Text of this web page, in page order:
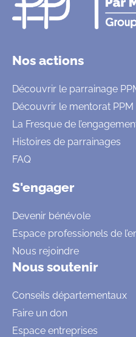
Nos actions
Découvrir le parrainage
Découvrir le mentorat PPM
La Fresque de
Histoires de parrainages
FAQ
S'engager
Devenir bénévole
Espace professionels de
Nous rejoindre
Nous soutenir
Conseils départementaux
Faire un don
Espace entreprises